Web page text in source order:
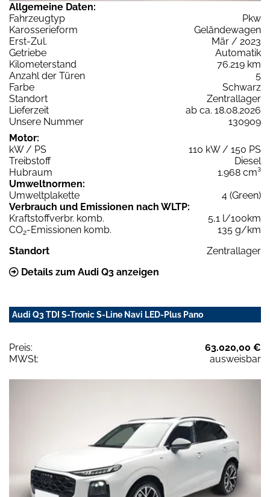
Allgemeine Daten:
Fahrzeugtyp
Pkw
Karosserieform
Geländewagen
Erst-Zul.
Mär / 2023
Getriebe
Automatik
Kilometerstand
76.219 km
Anzahl der Türen
5
Farbe
Schwarz
Standort
Zentrallager
Lieferzeit
ab ca. 18.08.2026
Unsere Nummer
130909
Motor:
kW / PS
110 kW / 150 PS
Treibstoff
Diesel
Hubraum
1.968 cm³
Umweltnormen:
Umweltplakette
4 (Green)
Verbrauch und Emissionen nach WLTP:
Kraftstoffverbr. komb.
5,1 l/100km
CO2-Emissionen komb.
135 g/km
Standort
Zentrallager
Details zum Audi Q3 anzeigen
Audi Q3 TDI S-Tronic S-Line Navi LED-Plus Pano
Preis:
63.020,00 €
MWSt:
ausweisbar